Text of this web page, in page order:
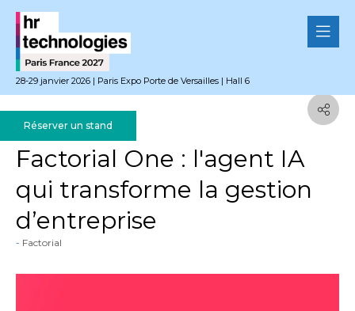
28-29 janvier 2026 | Paris Expo Porte de Versailles | Hall 6
Réserver un stand
05 décembre 2025
Factorial One : l'agent IA
qui transforme la gestion
d’entreprise
Factorial